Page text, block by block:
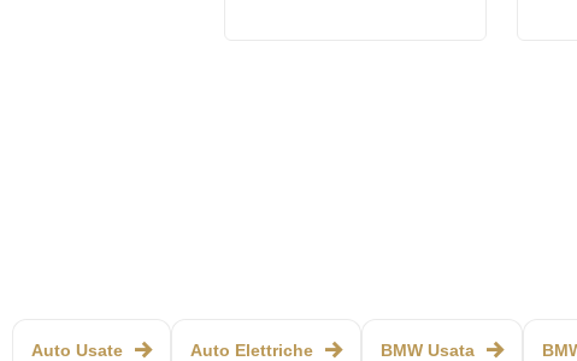
Auto Usate Auto Elettriche BMW Usata